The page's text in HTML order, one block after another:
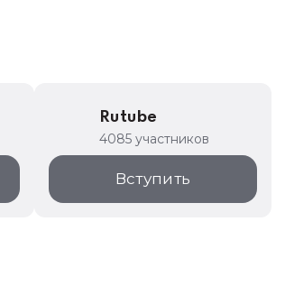
Rutube
4085 участников
Вступить